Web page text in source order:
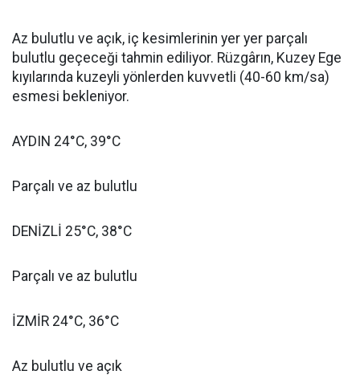
Az bulutlu ve açık, iç kesimlerinin yer yer parçalı
bulutlu geçeceği tahmin ediliyor. Rüzgârın, Kuzey Ege
kıyılarında kuzeyli yönlerden kuvvetli (40-60 km/sa)
esmesi bekleniyor.
AYDIN 24°C, 39°C
Parçalı ve az bulutlu
DENİZLİ 25°C, 38°C
Parçalı ve az bulutlu
İZMİR 24°C, 36°C
Az bulutlu ve açık